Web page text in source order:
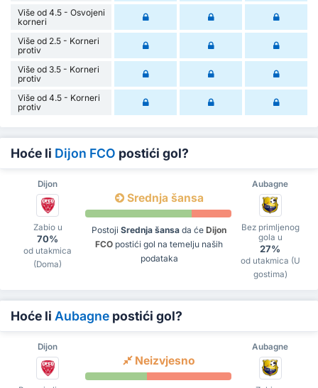
Više od 4.5 - Osvojeni
korneri
Više od 2.5 - Korneri
protiv
Više od 3.5 - Korneri
protiv
Više od 4.5 - Korneri
protiv
Hoće li Dijon FCO postići gol?
Dijon Aubagne
Zabio u
70%
od utakmica
(Doma)
Srednja šansa
Postoji Srednja šansa da će Dijon
FCO postići gol na temelju naših
podataka
Bez primljenog
gola u
27%
od utakmica (U
gostima)
Hoće li Aubagne postići gol?
Dijon Aubagne
Neizvjesno